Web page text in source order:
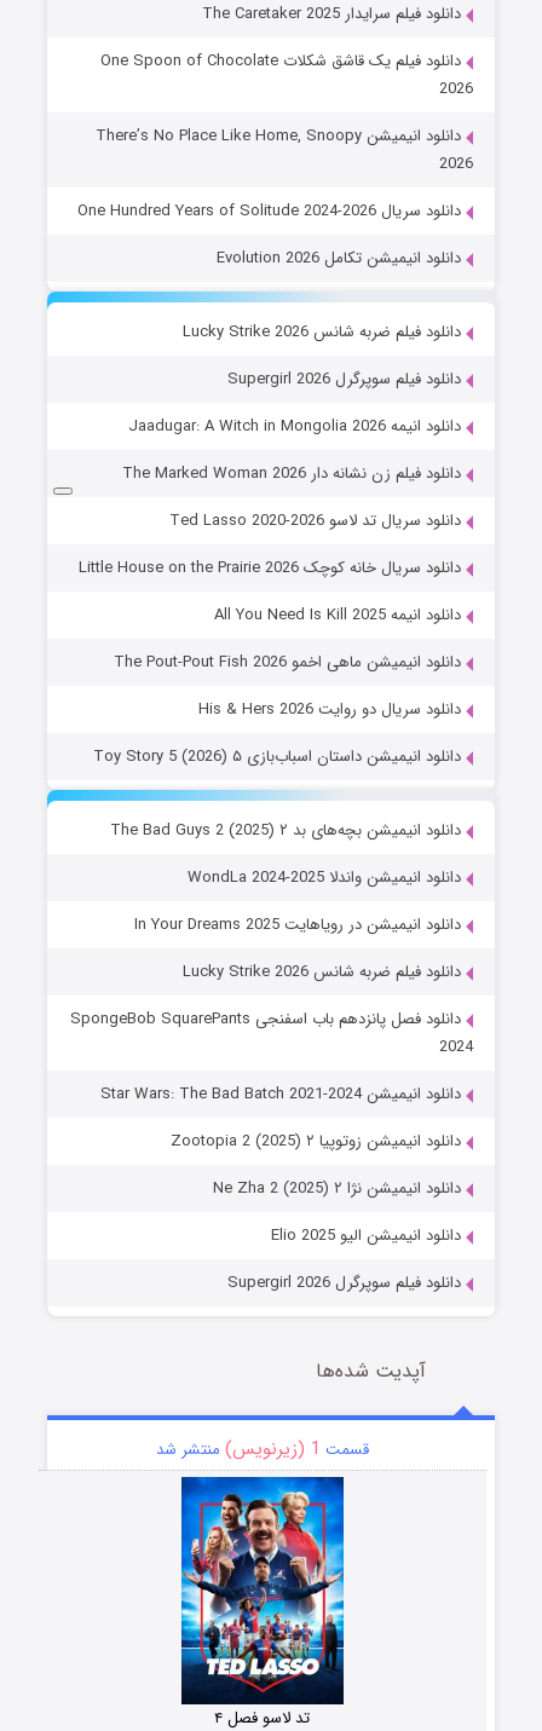
دانلود فیلم سرایدار The Caretaker 2025
دانلود فیلم یک قاشق شکلات One Spoon of Chocolate
2026
دانلود انیمیشن There’s No Place Like Home, Snoopy
2026
دانلود سریال One Hundred Years of Solitude 2024-2026
دانلود انیمیشن تکامل Evolution 2026
دانلود فیلم ضربه شانس Lucky Strike 2026
دانلود فیلم سوپرگرل Supergirl 2026
دانلود انیمه Jaadugar: A Witch in Mongolia 2026
دانلود فیلم زن نشانه دار The Marked Woman 2026
دانلود سریال تد لاسو Ted Lasso 2020-2026
دانلود سریال خانه کوچک Little House on the Prairie 2026
دانلود انیمه All You Need Is Kill 2025
دانلود انیمیشن ماهی اخمو The Pout-Pout Fish 2026
دانلود سریال دو روایت His & Hers 2026
دانلود انیمیشن داستان اسباب‌بازی ۵ Toy Story 5 (2026)
دانلود انیمیشن بچه‌های بد ۲ The Bad Guys 2 (2025)
دانلود انیمیشن واندلا WondLa 2024-2025
دانلود انیمیشن در رویاهایت In Your Dreams 2025
دانلود فیلم ضربه شانس Lucky Strike 2026
دانلود فصل پانزدهم باب اسفنجی SpongeBob SquarePants
2024
دانلود انیمیشن Star Wars: The Bad Batch 2021-2024
دانلود انیمیشن زوتوپیا ۲ Zootopia 2 (2025)
دانلود انیمیشن نژا ۲ Ne Zha 2 (2025)
دانلود انیمیشن الیو Elio 2025
دانلود فیلم سوپرگرل Supergirl 2026
آپدیت شده‌ها
قسمت 1 (زیرنویس) منتشر شد
تد لاسو فصل ۴